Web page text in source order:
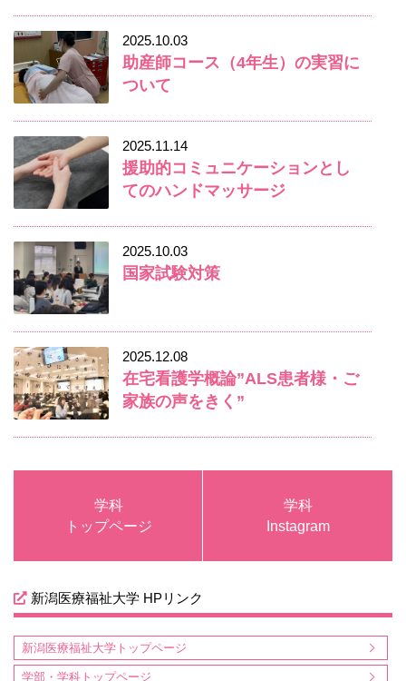
2025.10.03
助産師コース（4年生）の実習に
ついて
2025.11.14
援助的コミュニケーションとし
てのハンドマッサージ
2025.10.03
国家試験対策
2025.12.08
在宅看護学概論”ALS患者様・ご
家族の声をきく”
学科
トップページ
学科
Instagram
新潟医療福祉大学 HPリンク
新潟医療福祉大学トップページ
学部・学科トップページ